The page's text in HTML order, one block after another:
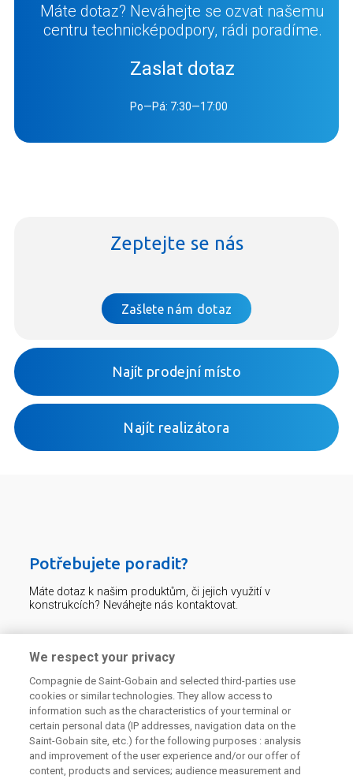
Máte dotaz? Neváhejte se ozvat našemu
centru technicképodpory, rádi poradíme.
Zaslat dotaz
Po—Pá: 7:30—17:00
Zeptejte se nás
Zašlete nám dotaz
Najít prodejní místo
Najít realizátora
Potřebujete poradit?
Máte dotaz k našim produktům, či jejich využití v
konstrukcích? Neváhejte nás kontaktovat.
226 292 224 Zaslat dotaz
We respect your privacy
Compagnie de Saint-Gobain and selected third-parties use
cookies or similar technologies. They allow access to
information such as the characteristics of your terminal or
certain personal data (IP addresses, navigation data on the
Saint-Gobain site, etc.) for the following purposes : analysis
and improvement of the user experience and/or our offer of
content, products and services; audience measurement and